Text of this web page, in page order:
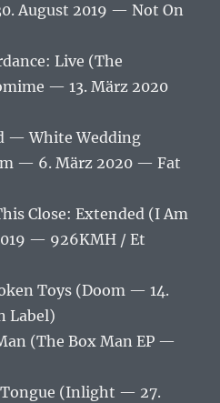
August 2019 — Not On
Live (The
— 13. März 2020
— White Wedding
— 6. März 2020 — Fat
Close: Extended (I Am
— 926KMH / Et
Toys (Doom — 14.
Label)
(The Box Man EP —
(Inlight — 27.